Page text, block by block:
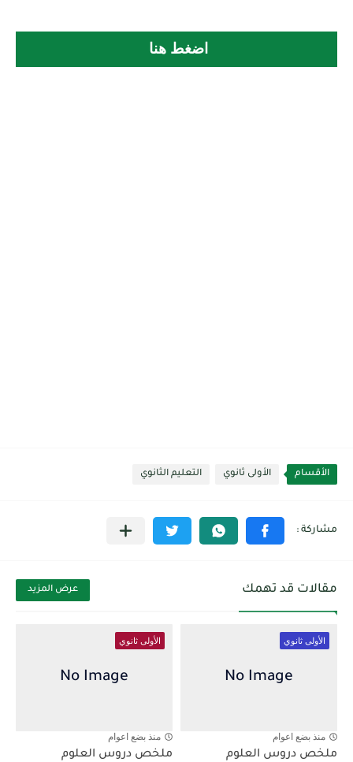
اضغط هنا
الأقسام الأولى ثانوي التعليم الثانوي
مقالات قد تهمك عرض المزيد
الأولى ثانوي
منذ بضع اعوام
ملخص دروس العلوم
الأولى ثانوي
منذ بضع اعوام
ملخص دروس العلوم